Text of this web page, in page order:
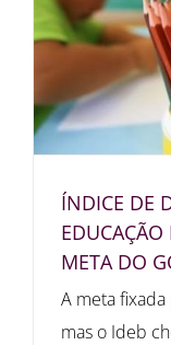
ÍNDICE DE
META DO
A meta
mas o Ideb